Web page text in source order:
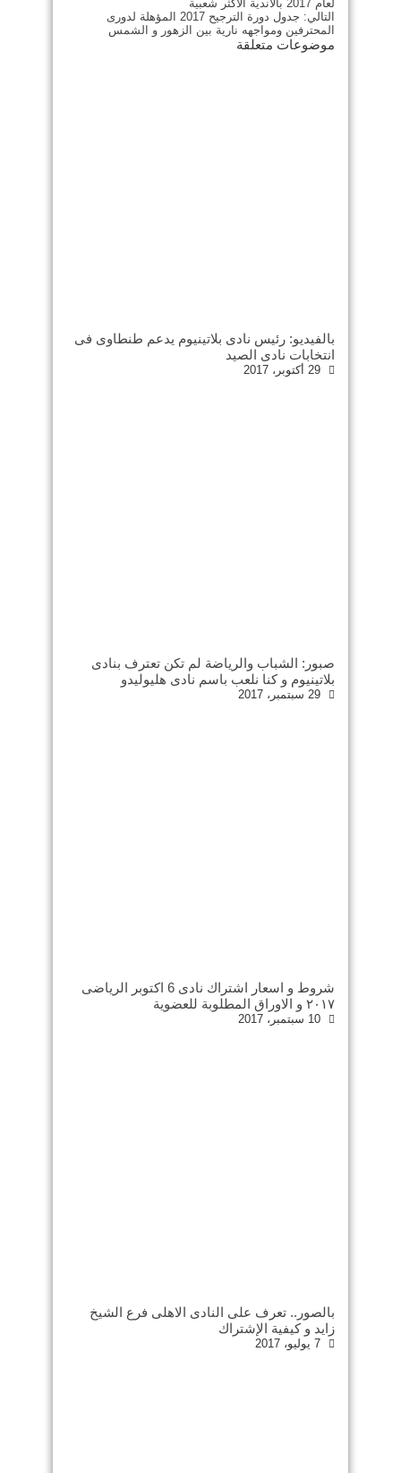
لعام 2017 بالأندية الأكثر شعبية
التالي:
جدول دورة الترجيح 2017 المؤهلة لدورى
المحترفين ومواجهه نارية بين الزهور و الشمس
موضوعات متعلقة
بالفيديو: رئيس نادى بلاتينيوم يدعم طنطاوى فى
انتخابات نادى الصيد
29 أكتوبر، 2017
صبور: الشباب والرياضة لم تكن تعترف بنادى
بلاتينيوم و كنا نلعب باسم نادى هليوليدو
29 سبتمبر، 2017
شروط و اسعار اشتراك نادى 6 اكتوبر الرياضى
۲۰۱٧ و الاوراق المطلوبة للعضوية
10 سبتمبر، 2017
بالصور.. تعرف على النادى الاهلى فرع الشيخ
زايد و كيفية الإشتراك
7 يوليو، 2017